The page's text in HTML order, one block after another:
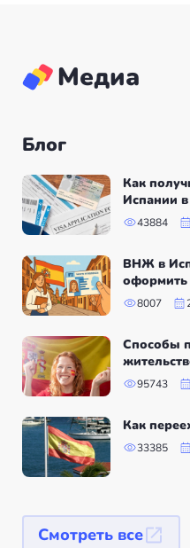
Медиа
Блог
Смотреть все
Как
Испании в
43884
ВНЖ в
оформить
8007
Способы
95743
Как
33385